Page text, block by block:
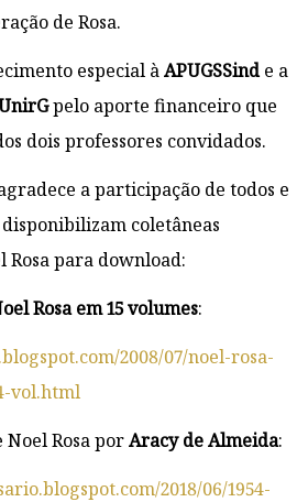
de Rosa.
especial àAPUGSSinde a
pelo aporte financeiro que
dois professores convidados.
a participação de todos e
coletâneas
para download:
Rosa em 15 volumes:
2008/07/noel-rosa-
vol.html
Rosa porAracy de Almeida:
2018/06/1954-